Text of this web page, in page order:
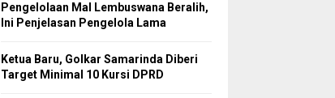
Pengelolaan Mal Lembuswana Beralih,
Ini Penjelasan Pengelola Lama
Ketua Baru, Golkar Samarinda Diberi
Target Minimal 10 Kursi DPRD